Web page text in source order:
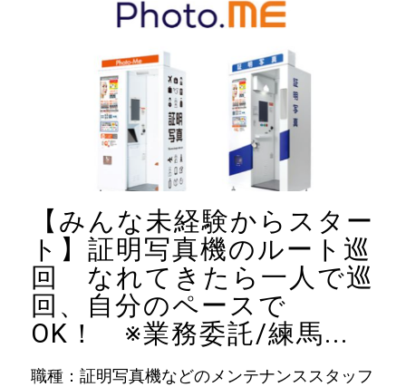
【みんな未経験からスター
ト】証明写真機のルート巡
回 なれてきたら一人で巡
回、自分のペースで
OK！ ※業務委託/練馬...
職種：証明写真機などのメンテナンススタッフ